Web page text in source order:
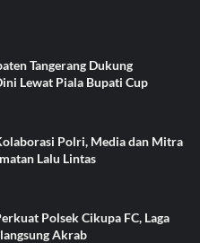
Tangerang Dukung
Lewat Piala Bupati Cup
Polri, Media dan Mitra
Lalu Lintas
Polsek Cikupa FC, Laga
Akrab